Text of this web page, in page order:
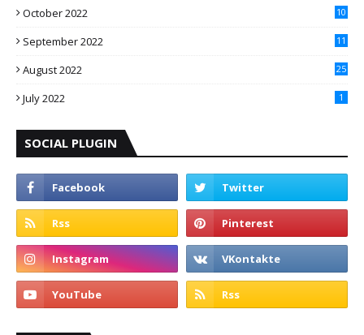
October 2022 10
September 2022 11
August 2022 25
July 2022 1
SOCIAL PLUGIN